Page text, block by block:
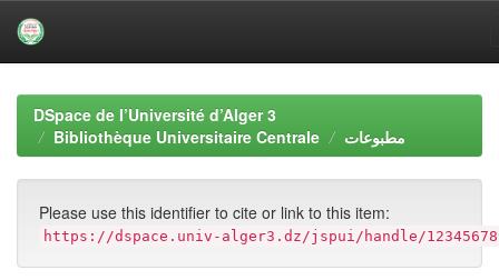
navigationDSpace de l’Université d’Alger 3
Bibliothèque Universitaire Centrale
مطبوعات
Please use this identifier to cite or link to this item:
https://dspace.univ-alger3.dz/jspui/handle/